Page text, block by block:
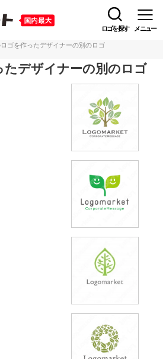
ロゴを探す メニュー
ロゴを作ったデザイナーの別のロゴ
たデザイナーの別のロゴ